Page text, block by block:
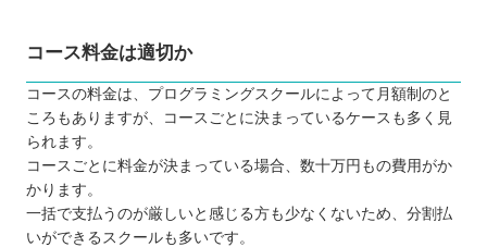
コース料金は適切か
コースの料金は、プログラミングスクールによって月額制のと
ころもありますが、コースごとに決まっているケースも多く見
られます。
コースごとに料金が決まっている場合、数十万円もの費用がか
かります。
一括で支払うのが厳しいと感じる方も少なくないため、分割払
いができるスクールも多いです。